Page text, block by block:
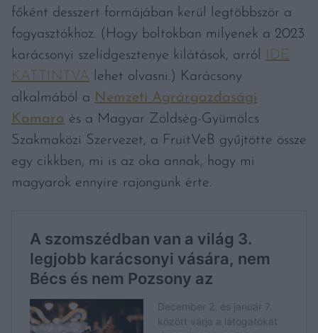
főként desszert formájában kerül legtöbbször a
fogyasztókhoz. (Hogy boltokban milyenek a 2023
karácsonyi szelídgesztenye kilátások, arról IDE
KATTINTVA lehet olvasni.) Karácsony
alkalmából a Nemzeti Agrárgazdasági
Kamara és a Magyar Zöldség-Gyümölcs
Szakmaközi Szervezet, a FruitVeB gyűjtötte össze
egy cikkben, mi is az oka annak, hogy mi
magyarok ennyire rajongunk érte.